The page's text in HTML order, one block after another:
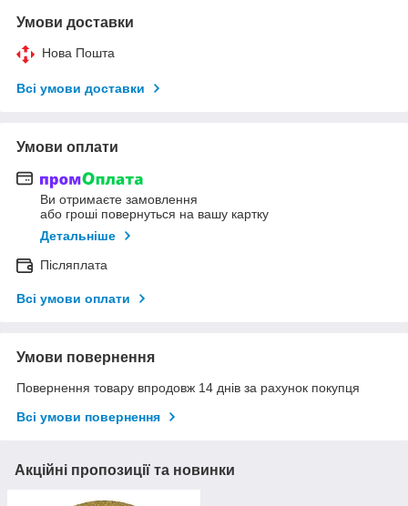
Умови доставки
Нова Пошта
Всі умови доставки
Умови оплати
Ви отримаєте замовлення
або гроші повернуться на вашу картку
Детальніше
Післяплата
Всі умови оплати
Умови повернення
Повернення товару впродовж 14 днів за рахунок покупця
Всі умови повернення
Акційні пропозиції та новинки